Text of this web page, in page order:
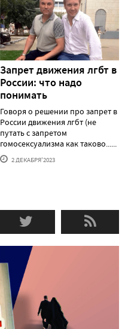
Запрет движения лгбт в
России: что надо
понимать
Говоря о решении про запрет в
России движения лгбт (не
путать с запретом
гомосексуализма как таково......
2 ДЕКАБРЯ'2023